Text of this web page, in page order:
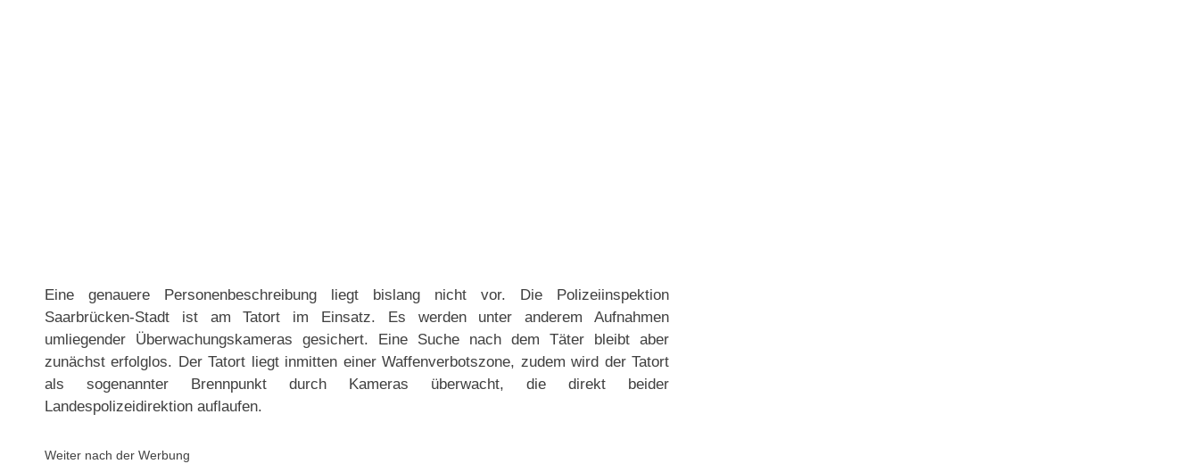
Eine genauere Personenbeschreibung liegt bislang nicht vor. Die Polizeiinspektion
Saarbrücken-Stadt ist am Tatort im Einsatz. Es werden unter anderem Aufnahmen
umliegender Überwachungskameras gesichert. Eine Suche nach dem Täter bleibt aber
zunächst erfolglos. Der Tatort liegt inmitten einer Waffenverbotszone, zudem wird der Tatort
als sogenannter Brennpunkt durch Kameras überwacht, die direkt beider
Landespolizeidirektion auflaufen.
Weiter nach der Werbung